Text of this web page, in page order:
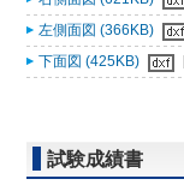
左側面図 (366KB)
下面図 (425KB)
試験成績書